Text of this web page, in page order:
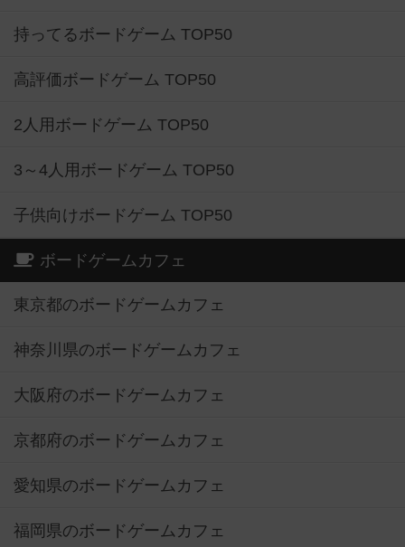
持ってるボードゲーム TOP50
高評価ボードゲーム TOP50
2人用ボードゲーム TOP50
3～4人用ボードゲーム TOP50
子供向けボードゲーム TOP50
ボードゲームカフェ
東京都のボードゲームカフェ
神奈川県のボードゲームカフェ
大阪府のボードゲームカフェ
京都府のボードゲームカフェ
愛知県のボードゲームカフェ
福岡県のボードゲームカフェ